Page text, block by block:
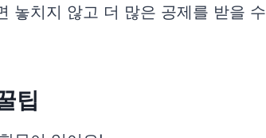
놓치지 않고 더 많은 공제를 받을 수
팁